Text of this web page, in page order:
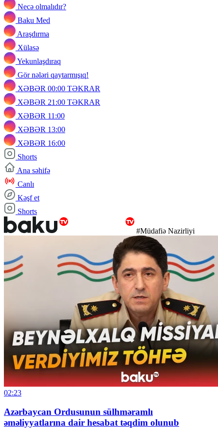
Necə olmalıdır?
Baku Med
Araşdırma
Xülasə
Yekunlaşdıraq
Gör nələri qaytarmışıq!
XƏBƏR 00:00 TƏKRAR
XƏBƏR 21:00 TƏKRAR
XƏBƏR 11:00
XƏBƏR 13:00
XƏBƏR 16:00
Shorts
Ana səhifə
Canlı
Kəşf et
Shorts
#Müdafiə Nazirliyi
02:23
Azərbaycan Ordusunun sülhməramlı
əməliyyatlarına dair hesabat təqdim olunub